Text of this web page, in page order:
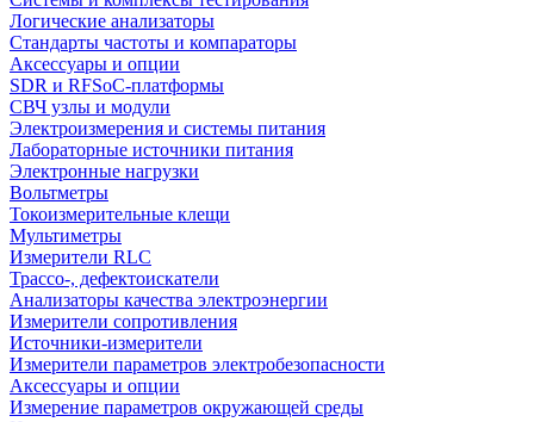
Логические анализаторы
Стандарты частоты и компараторы
Аксессуары и опции
SDR и RFSoC‑платформы
СВЧ узлы и модули
Электроизмерения и системы питания
Лабораторные источники питания
Электронные нагрузки
Вольтметры
Токоизмерительные клещи
Мультиметры
Измерители RLC
Трассо-, дефектоискатели
Анализаторы качества электроэнергии
Измерители сопротивления
Источники-измерители
Измерители параметров электробезопасности
Аксессуары и опции
Измерение параметров окружающей среды